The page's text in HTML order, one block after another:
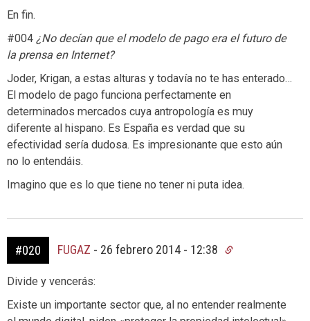
En fin.
#004 ¿No decían que el modelo de pago era el futuro de
la prensa en Internet?
Joder, Krigan, a estas alturas y todavía no te has enterado…
El modelo de pago funciona perfectamente en
determinados mercados cuya antropología es muy
diferente al hispano. Es España es verdad que su
efectividad sería dudosa. Es impresionante que esto aún
no lo entendáis.
Imagino que es lo que tiene no tener ni puta idea.
#020 FUGAZ - 26 febrero 2014 - 12:38
Divide y vencerás:
Existe un importante sector que, al no entender realmente